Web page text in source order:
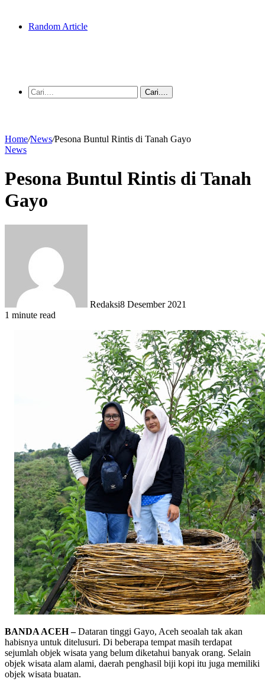
Random Article
Cari....
Home/News/Pesona Buntul Rintis di Tanah Gayo
News
Pesona Buntul Rintis di Tanah
Gayo
Redaksi8 Desember 2021
1 minute read
BANDA ACEH –Dataran tinggi Gayo, Aceh seoalah tak akan
habisnya untuk ditelusuri. Di beberapa tempat masih terdapat
sejumlah objek wisata yang belum diketahui banyak orang. Selain
objek wisata alam alami, daerah penghasil biji kopi itu juga memiliki
objek wisata buatan.